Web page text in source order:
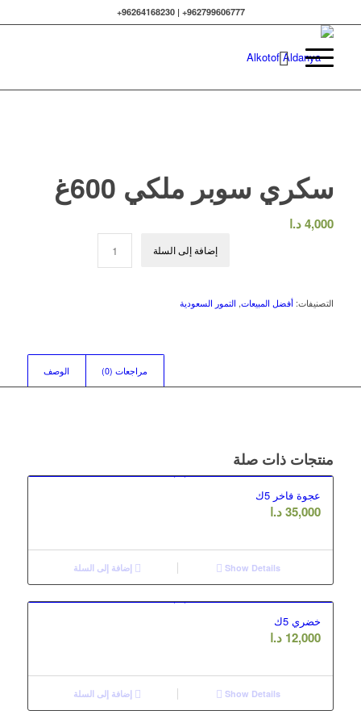
962799606777+ | 96264168230+
سكري سوبر ملكي 600غ
4,000 د.ا
إضافة إلى السلة
التصنيفات: أفضل المبيعات, التمور السعودية
الوصف مراجعات (0)
منتجات ذات صلة
عجوة فاخر 5ك
35,000 د.ا
إضافة إلى السلة Show Details
خضري 5ك
12,000 د.ا
إضافة إلى السلة Show Details